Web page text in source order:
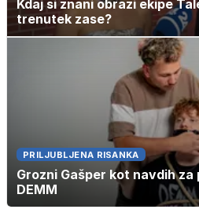
Kdaj si znani obrazi ekipe
trenutek zase?
PRILJUBLJENA RISANKA
Grozni Gašper kot navdih
DEMM